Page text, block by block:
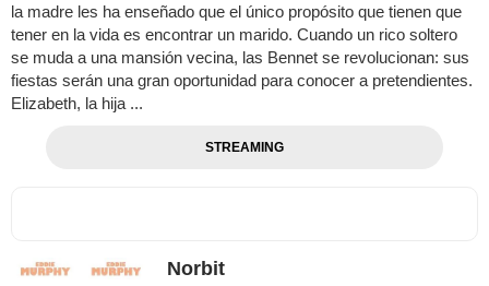
la madre les ha enseñado que el único propósito que tienen que
tener en la vida es encontrar un marido. Cuando un rico soltero
se muda a una mansión vecina, las Bennet se revolucionan: sus
fiestas serán una gran oportunidad para conocer a pretendientes.
Elizabeth, la hija ...
STREAMING
Norbit